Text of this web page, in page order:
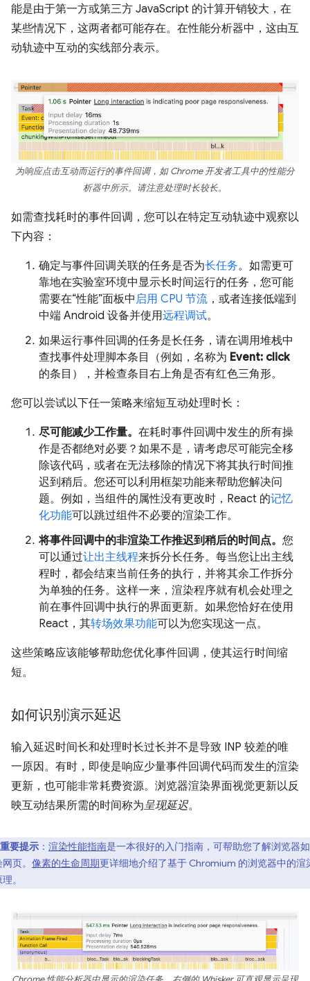
能是由于第一方或第三方 JavaScript 的计算开销较大，在
某些情况下，这两者都可能存在。在性能分析器中，这由互
动轨迹中互动的实线部分表示。
为响应点击互动而运行的事件回调，如 Chrome 开发者工具中的性能分
析器中所示。请注意处理时长较长。
如需查找耗时的事件回调，您可以在特定互动轨迹中观察以
下内容：
确定与事件回调关联的任务是否为长任务。如需更可
靠地在实验室环境中显示长时间运行的任务，您可能
需要在“性能”面板中 启用 CPU 节流 ，或者连接低端到
中端 Android 设备并使用远程调试。
如果运行事件回调的任务是长任务，请在调用堆栈中
查找事件处理脚本条目（例如，名称为 Event: click
的条目），并检查条目右上角是否有红色三角形。
您可以尝试以下任一策略来缩短互动处理时长：
尽可能减少工作量。 在耗时事件回调中发生的所有操
作是否都绝对必要？如果不是，请考虑尽可能完全移
除该代码，或者在无法移除的情况下将其执行时间推
迟到稍后。您还可以利用框架功能来帮助您解决问
题。例如，当组件的属性没有更改时，React 的记忆
化功能可以跳过组件不必要的渲染工作。
将事件回调中的非渲染工作推迟到稍后的时间点。 您
可以通过让出主线程来拆分长任务。每当您让出主线
程时，都会结束当前任务的执行，并将其余工作拆分
为单独的任务。这样一来，渲染程序就有机会处理之
前在事件回调中执行的界面更新。如果您恰好在使用
React，其转场效果功能可以为您实现这一点。
这些策略应该能够帮助您优化事件回调，使其运行时间缩
短。
如何识别演示延迟
输入延迟时间长和处理时长过长并不是导致 INP 较差的唯
一原因。有时，即使是响应少量事件回调代码而发生的渲染
更新，也可能非常耗费资源。浏览器渲染界面视觉更新以反
映互动结果所需的时间称为呈现延迟。
重要提示 ： 渲染性能指南是一本很好的入门指南，可帮助您了解浏览器
页。 像素的生命周期更详细地介绍了基于 Chromium 的浏览器中的渲
。